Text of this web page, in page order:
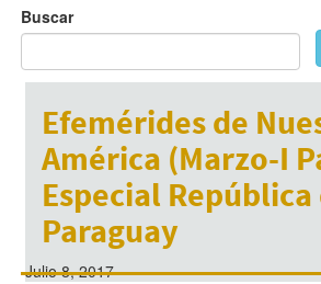
Buscar
Efemérides de
América (Marzo-I
Especial
Paraguay
Julio 8, 2017